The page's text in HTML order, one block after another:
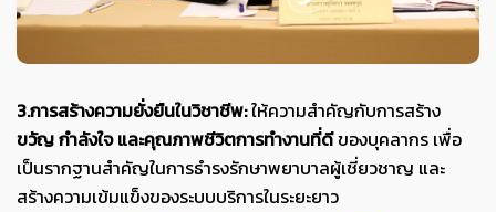
3.การสร้างความยั่งยืนในวิชาชีพ:ให้ความสำคัญกับการสร้าง
ขวัญ กำลังใจ และคุณภาพชีวิตการทำงานที่ดีของบุคลากร เพื่อ
เป็นรากฐานสำคัญในการธำรงรักษาพยาบาลผู้เชี่ยวชาญ และ
สร้างความเข้มแข็งของระบบบริการในระยะยาว